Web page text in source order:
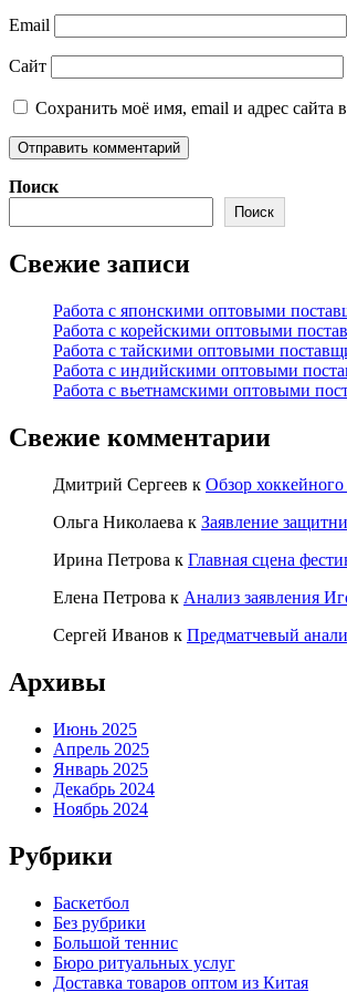
Email
Сайт
Сохранить моё имя, email и адрес сайта
Поиск
Поиск
Свежие записи
Работа с японскими оптовыми
Работа с корейскими оптовыми
Работа с тайскими оптовыми
Работа с индийскими оптовыми
Работа с вьетнамскими оптовыми
Свежие комментарии
Дмитрий Сергеев к Обзор
Ольга Николаева к Заявление
Ирина Петрова к Главная сцена
Елена Петрова к Анализ заявления
Сергей Иванов к Предматчевый
Архивы
Июнь 2025
Апрель 2025
Январь 2025
Декабрь 2024
Ноябрь 2024
Рубрики
Баскетбол
Без рубрики
Большой теннис
Бюро ритуальных услуг
Доставка товаров оптом из Китая